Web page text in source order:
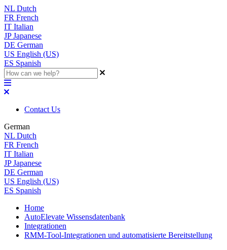
NL Dutch
FR French
IT Italian
JP Japanese
DE German
US English (US)
ES Spanish
Contact Us
German
NL Dutch
FR French
IT Italian
JP Japanese
DE German
US English (US)
ES Spanish
Home
AutoElevate Wissensdatenbank
Integrationen
RMM-Tool-Integrationen und automatisierte Bereitstellung